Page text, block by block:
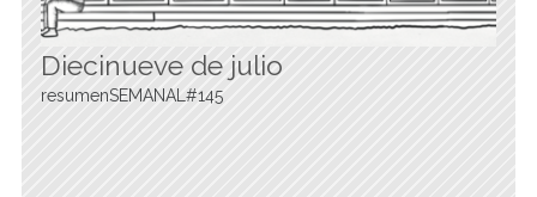
Diecinueve de julio
resumenSEMANAL#145